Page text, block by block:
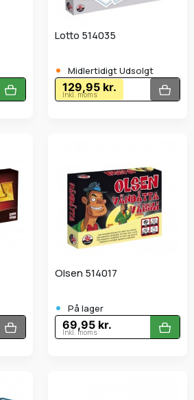
Lotto 514035
• Midlertidigt Udsolgt
129,95 kr.
Inkl. moms
Olsen 514017
• På lager
69,95 kr.
Inkl. moms